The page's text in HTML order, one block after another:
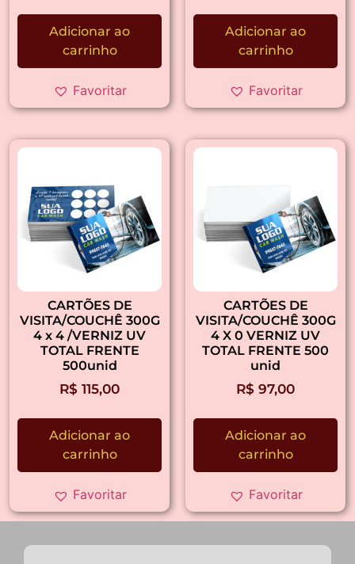
Adicionar ao
carrinho
Favoritar
Adicionar ao
carrinho
Favoritar
CARTÕES DE
VISITA/COUCHÊ 300G
4 x 4 /VERNIZ UV
TOTAL FRENTE
500unid
R$ 115,00
Adicionar ao
carrinho
Favoritar
CARTÕES DE
VISITA/COUCHÊ 300G
4 X 0 VERNIZ UV
TOTAL FRENTE 500
unid
R$ 97,00
Adicionar ao
carrinho
Favoritar